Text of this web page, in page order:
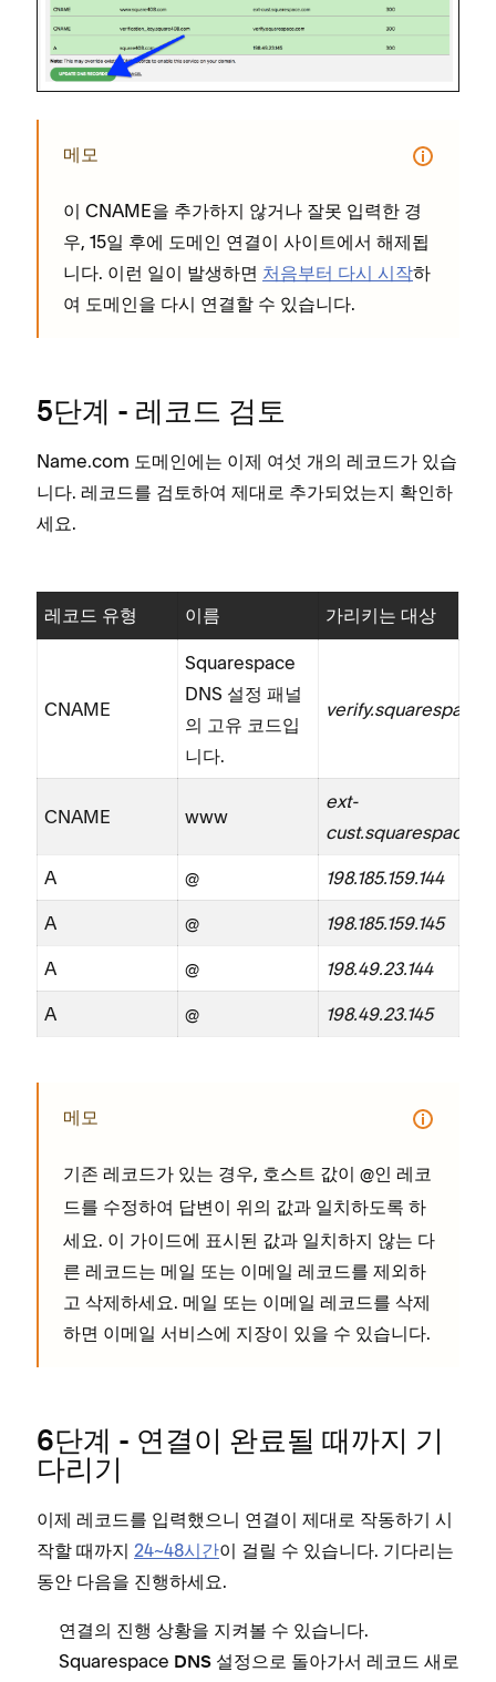
메모
이 CNAME을 추가하지 않거나 잘못 입력한 경
우, 15일 후에 도메인 연결이 사이트에서 해제됩
니다. 이런 일이 발생하면 처음부터 다시 시작하
여 도메인을 다시 연결할 수 있습니다.
5단계 - 레코드 검토
Name.com 도메인에는 이제 여섯 개의 레코드가 있습
니다. 레코드를 검토하여 제대로 추가되었는지 확인하
세요.
레코드 유형 이름 가리키는 대상
CNAME
Squarespace
DNS 설정 패널
의 고유 코드입
니다.
CNAME www
ext-
A @ 198.185.159.144
A @ 198.185.159.145
A @ 198.49.23.144
A @ 198.49.23.145
메모
기존 레코드가 있는 경우, 호스트 값이 @인 레코
드를 수정하여 답변이 위의 값과 일치하도록 하
세요. 이 가이드에 표시된 값과 일치하지 않는 다
른 레코드는 메일 또는 이메일 레코드를 제외하
고 삭제하세요. 메일 또는 이메일 레코드를 삭제
하면 이메일 서비스에 지장이 있을 수 있습니다.
6단계 - 연결이 완료될 때까지 기
다리기
이제 레코드를 입력했으니 연결이 제대로 작동하기 시
작할 때까지 24~48시간이 걸릴 수 있습니다. 기다리는
동안 다음을 진행하세요.
연결의 진행 상황을 지켜볼 수 있습니다.
Squarespace DNS 설정으로 돌아가서 레코드 새로